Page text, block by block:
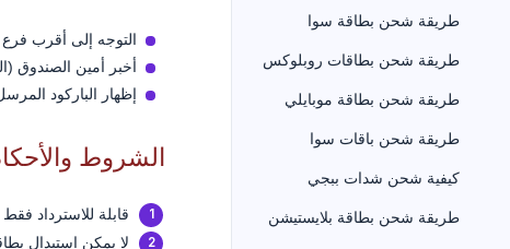
طريقة شحن بطاقة سوا
طريقة شحن بطاقات روبلوكس
طريقة شحن بطاقة موبايلي
طريقة شحن باقات سوا
كيفية شحن شدات ببجي
طريقة شحن بطاقة بلايستيشن
التوجه إلى أقرب فرع
أخبر أمين الصندوق
إظهار الباركود
الشروط
قابلة للاسترداد
لا يمكن استبدال